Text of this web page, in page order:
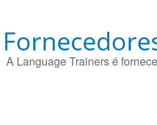
A Language Trainers é